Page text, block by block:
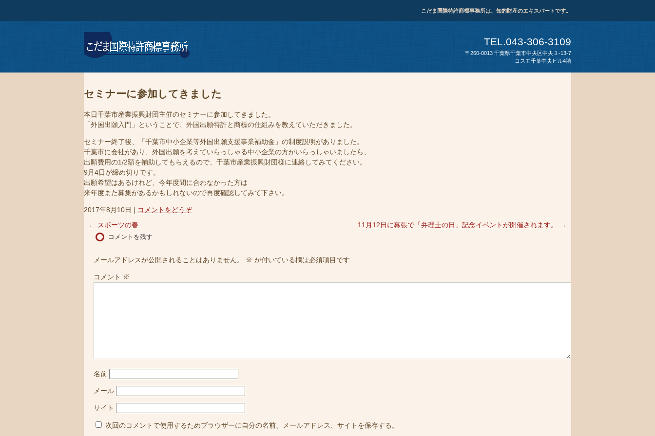
こだま国際特許商標事務所は、知的財産のエキスパートです。
TEL.043-306-3109
〒260-0013 千葉県千葉市中央区中央３-13-7
コスモ千葉中央ビル4階
セミナーに参加してきました
本日千葉市産業振興財団主催のセミナーに参加してきました。
「外国出願入門」ということで、外国出願特許と商標の仕組みを教えていただきました。
セミナー終了後、「千葉市中小企業等外国出願支援事業補助金」の制度説明がありました。
千葉市に会社があり、外国出願を考えていらっしゃる中小企業の方がいらっしゃいましたら、
出願費用の1/2額を補助してもらえるので、千葉市産業振興財団様に連絡してみてください。
9月4日が締め切りです。
出願希望はあるけれど、今年度間に合わなかった方は
来年度また募集があるかもしれないので再度確認してみて下さい。
2017年8月10日 | コメントをどうぞ
← スポーツの春 11月12日に幕張で「弁理士の日」記念イベントが開催されます。 →
コメントを残す
メールアドレスが公開されることはありません。 ※ が付いている欄は必須項目です
コメント ※
名前
メール
サイト
次回のコメントで使用するためブラウザーに自分の名前、メールアドレス、サイトを保存する。